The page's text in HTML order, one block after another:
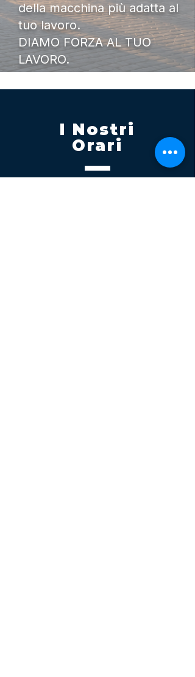
della macchina più adatta al
tuo lavoro.
DIAMO FORZA AL TUO
LAVORO.
I Nostri
Orari